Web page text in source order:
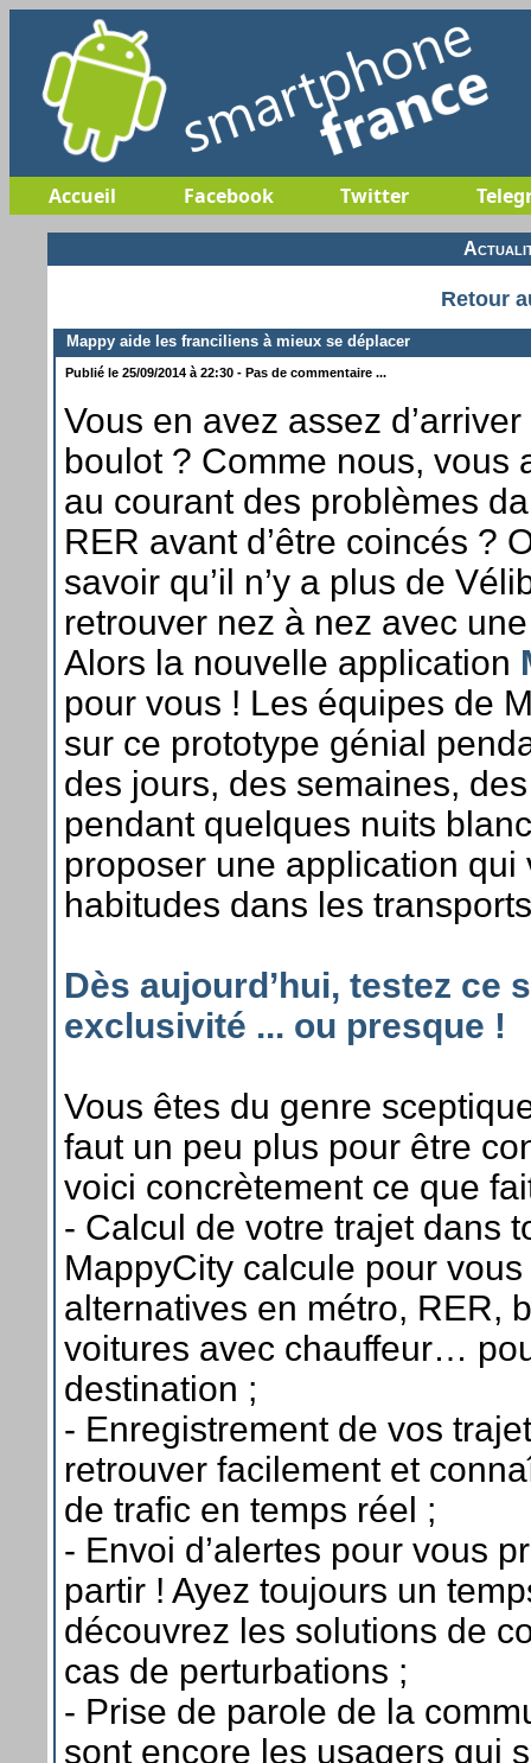
Accueil Facebook Twitter
Retour
Mappy aide les franciliens à mieux se déplacer
Publié le 25/09/2014 à 22:30 - Pas de commentaire ...
Vous en avez assez
boulot ? Comme nous, vous
au courant des problèmes
RER avant d’être coincés ?
savoir qu’il n’y a plus de
retrouver nez à nez avec
Alors la nouvelle application
pour vous ! Les équipes de
sur ce prototype génial
des jours, des semaines,
pendant quelques nuits
proposer une application qui
habitudes dans les
Dès aujourd’hui, testez ce
exclusivité ... ou presque !
Vous êtes du genre
faut un peu plus pour être
voici concrètement ce que
- Calcul de votre trajet dans
MappyCity calcule pour
alternatives en métro, RER,
voitures avec chauffeur…
destination ;
- Enregistrement de vos
retrouver facilement et
de trafic en temps réel ;
- Envoi d’alertes pour vous
partir ! Ayez toujours un
découvrez les solutions de
cas de perturbations ;
- Prise de parole de la
sont encore les usagers qui